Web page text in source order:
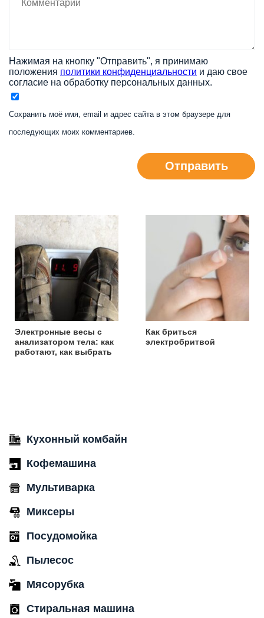
Нажимая на кнопку "Отправить", я принимаю
положения политики конфиденциальности и даю свое
согласие на обработку персональных данных.
Сохранить моё имя, email и адрес сайта в этом браузере для
последующих моих комментариев.
Отправить
Электронные весы с
анализатором тела: как
работают, как выбрать
Как бриться
электробритвой
Кухонный комбайн
Кофемашина
Мультиварка
Миксеры
Посудомойка
Пылесос
Мясорубка
Стиральная машина